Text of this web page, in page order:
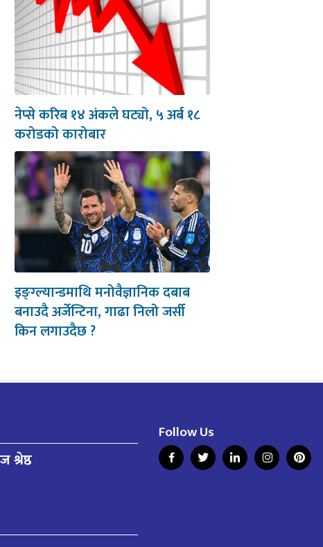
नेप्से करिब १४ अंकले घट्यो, ५ अर्ब १८
करोडको कारोबार
इङ्ग्ल्यान्डमाथि मनोवैज्ञानिक दबाब
बनाउदै अर्जेन्टिना, गाढा निलो जर्सी
किन लगाउदैछ ?
Follow Us